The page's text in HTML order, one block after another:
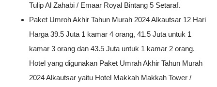
Tulip Al Zahabi / Emaar Royal Bintang 5 Setaraf.
Paket Umroh Akhir Tahun Murah 2024 Alkautsar 12 Hari
Harga 39.5 Juta 1 kamar 4 orang, 41.5 Juta untuk 1
kamar 3 orang dan 43.5 Juta untuk 1 kamar 2 orang.
Hotel yang digunakan Paket Umrah Akhir Tahun Murah
2024 Alkautsar yaitu Hotel Makkah Makkah Tower /